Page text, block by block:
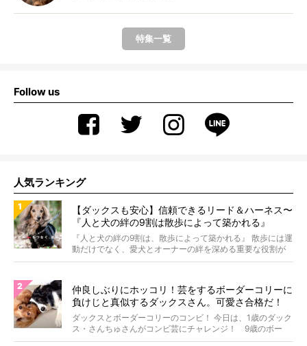
特集一覧
Follow us
人気ランキング
【ダックスも安心】信頼できるリード＆ハーネス〜
『人と犬の絆の9割は散歩によって築かれる』
WOLFGANG MAN＆BEAST〜
『人と犬の絆の9割は、散歩によって築かれる』 散歩には運
動だけでなく、愛犬とオーナーの絆を深める重要な役割が
あ...
仲良しぶりにホッコリ！芸をするボーダーコリーに
負けじと真似するダックスさん。可愛さ合格だ！
【動画】
ダックスとボーダーコリーのコンビ！ 今日は、1歳のダック
ス・さんちゅさんがコンビ芸にチャレンジ！ 9歳のボー
ダ...